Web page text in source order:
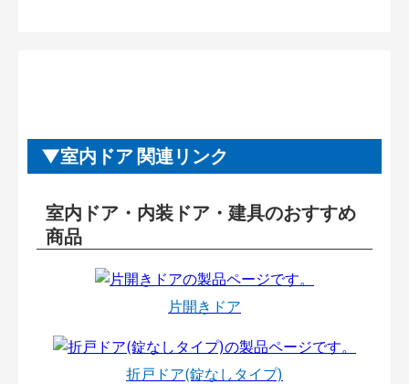
室内ドア 関連リンク
室内ドア・内装ドア・建具のおすすめ
商品
片開きドア
折戸ドア(錠なしタイプ)